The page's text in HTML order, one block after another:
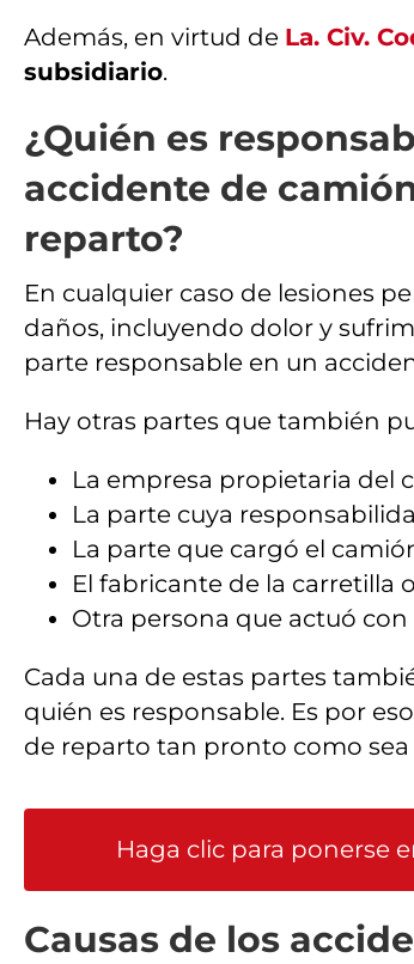
Además, en virtud de La. Civ.
subsidiario.
¿Quién es
accidente de
reparto?
En cualquier caso de lesiones
daños, incluyendo dolor y
parte responsable en un
Hay otras partes que también
La empresa propietaria del
La parte cuya
La parte que cargó el
El fabricante de la carretilla
Otra persona que actuó
Cada una de estas partes
quién es responsable. Es por
de reparto tan pronto como
Haga clic para ponerse
Causas de los